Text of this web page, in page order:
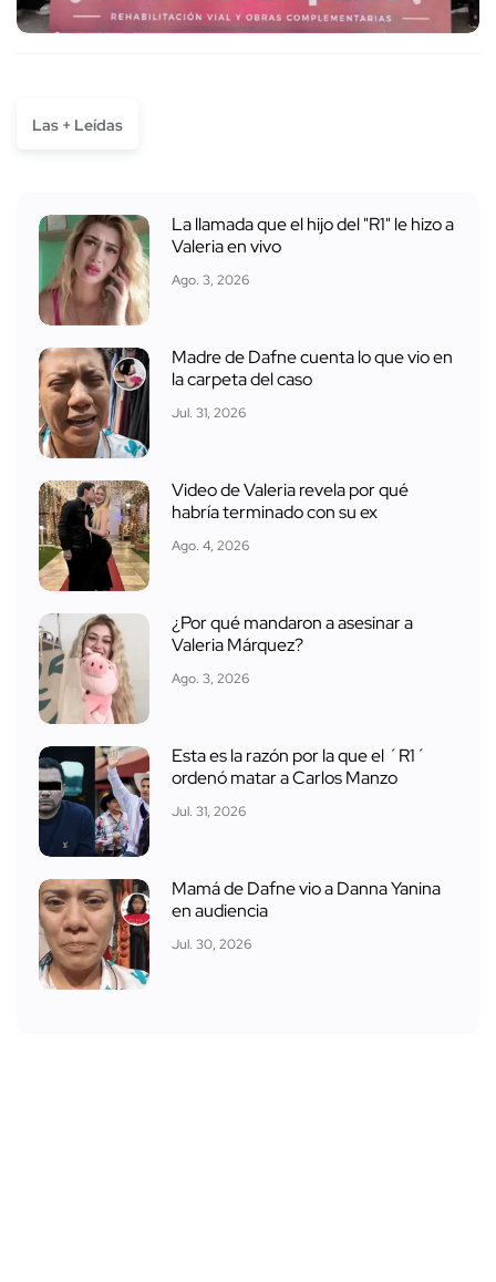
Las + Leídas
La llamada que el hijo del "R1" le hizo a
Valeria en vivo
Ago. 3, 2026
Madre de Dafne cuenta lo que vio en
la carpeta del caso
Jul. 31, 2026
Video de Valeria revela por qué
habría terminado con su ex
Ago. 4, 2026
¿Por qué mandaron a asesinar a
Valeria Márquez?
Ago. 3, 2026
Esta es la razón por la que el ´R1´
ordenó matar a Carlos Manzo
Jul. 31, 2026
Mamá de Dafne vio a Danna Yanina
en audiencia
Jul. 30, 2026